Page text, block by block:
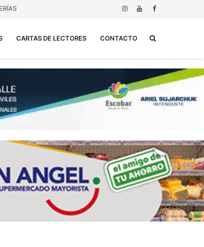
CARTAS DE LECTORES CONTACTO